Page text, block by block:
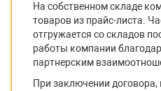
На собственном складе
товаров из прайс-листа.
отгружается со складов
работы компании
партнерским
При заключении